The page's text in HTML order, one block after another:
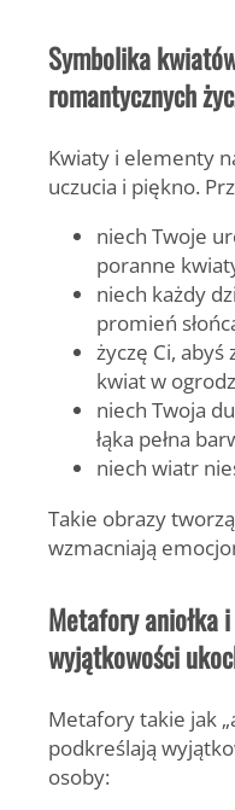
Symbolika
romantycznych
Kwiaty i elementy
uczucia i piękno.
niech Twoje
poranne
niech każdy
promień
życzę Ci, abyś
kwiat w
niech Twoja
łąka pełna
niech wiatr
Takie obrazy
wzmacniają
Metafory aniołka
wyjątkowości
Metafory takie jak
podkreślają
osoby: